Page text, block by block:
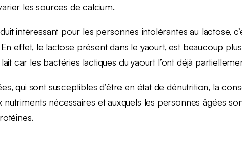
les sources de calcium.
intéressant pour les personnes intolérantes au lactose,
effet, le lactose présent dans le yaourt, est beaucoup
car les bactéries lactiques du yaourt l’ont déjà
qui sont susceptibles d’être en état de dénutrition, la
nécessaires et auxquels les personnes âgées